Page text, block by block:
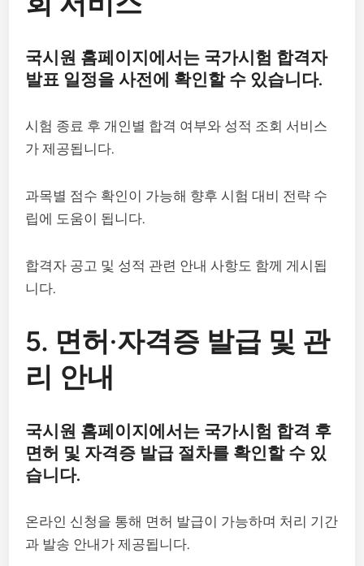
국시원 홈페이지에서는 국가시험 합격자
발표 일정을 사전에 확인할 수 있습니다.
시험 종료 후 개인별 합격 여부와 성적 조회 서비스
가 제공됩니다.
과목별 점수 확인이 가능해 향후 시험 대비 전략 수
립에 도움이 됩니다.
합격자 공고 및 성적 관련 안내 사항도 함께 게시됩
니다.
5. 면허·자격증 발급 및 관
리 안내
국시원 홈페이지에서는 국가시험 합격 후
면허 및 자격증 발급 절차를 확인할 수 있
습니다.
온라인 신청을 통해 면허 발급이 가능하며 처리 기간
과 발송 안내가 제공됩니다.